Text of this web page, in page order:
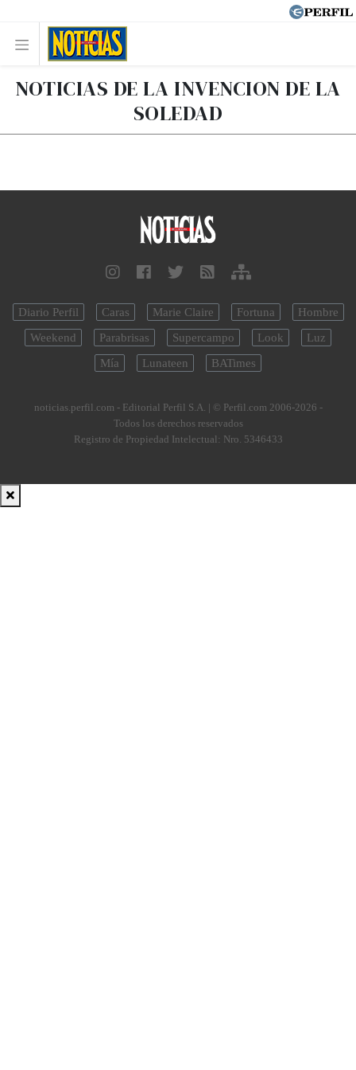
NOTICIAS DE LA INVENCION DE LA
SOLEDAD
Diario Perfil Caras Marie Claire Fortuna
Hombre
Weekend
Parabrisas Supercampo Look
Luz
Mía
Lunateen BATimes
noticias.perfil.com - Editorial Perfil S.A. | © Perfil.com 2006-2026 -
Todos los derechos reservados
Registro de Propiedad Intelectual: Nro. 5346433